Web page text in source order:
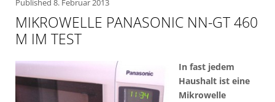
Published 8. Februar 2013
MIKROWELLE PANASONIC NN-GT 460
M IM TEST
In fast jedem
Haushalt ist eine
Mikrowelle